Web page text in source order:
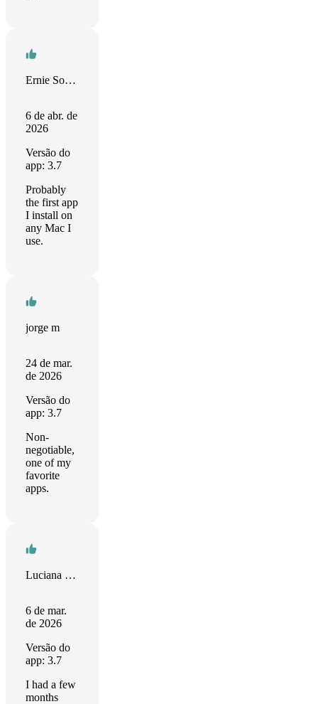
Ernie Soffronoff
6 de abr. de
2026
Versão do
app: 3.7
Probably
the first app
I install on
any Mac I
use.
jorge m
24 de mar.
de 2026
Versão do
app: 3.7
Non-
negotiable,
one of my
favorite
apps.
Luciana Bohnert West
6 de mar.
de 2026
Versão do
app: 3.7
I had a few
months